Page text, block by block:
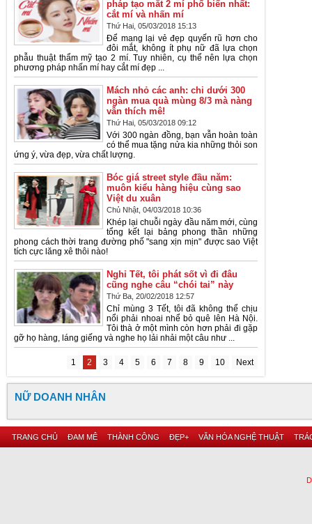
pháp tạo mắt 2 mí phổ biến nhất:
cắt mí và nhấn mí
Thứ Hai, 05/03/2018 15:13
Để mang lại vẻ đẹp quyến rũ hơn cho
đôi mắt, không ít phụ nữ đã lựa chọn
phẫu thuật thẩm mỹ tạo 2 mí. Tuy nhiên, cụ thể nên lựa chọn
phương pháp nhấn mí hay cắt mí đẹp ...
Mách nhỏ các anh: chi dưới 300
ngàn mua quà mùng 8/3 mà nàng
vẫn thích mê!
Thứ Hai, 05/03/2018 09:12
Với 300 ngàn đồng, bạn vẫn hoàn toàn
có thể mua tặng nửa kia những thỏi son
ứng ý, vừa đẹp, vừa chất lượng.
Bóc giá street style đầu năm:
muôn kiểu hàng hiệu cùng sao
Việt du xuân
Chủ Nhật, 04/03/2018 10:36
Khép lại chuỗi ngày đầu năm mới, cùng
tổng kết lại bảng phong thần những
phong cách thời trang đường phố "sang xịn mịn" được sao Việt
tích cực lăng xê thôi nào!
Nghỉ Tết, tôi phát sốt vì đi đâu
cũng nghe câu “chói tai” này
Thứ Ba, 20/02/2018 12:57
Chỉ mùng 3 Tết, tôi đã không thể chịu
nổi phải nhoai nhể bỏ quê lên Hà Nội.
Tôi thà ở một mình còn hơn phải đi gặp
gỡ họ hàng, láng giếng và nghe họ lải nhải một câu như ...
1 2 3 4 5 6 7 8 9 10 Next
NỮ DOANH NHÂN
TRANG CHỦ ĐAM MÊ THÀNH CÔNG ĐẸP+ VĂN HÓA NGHỆ THUẬT